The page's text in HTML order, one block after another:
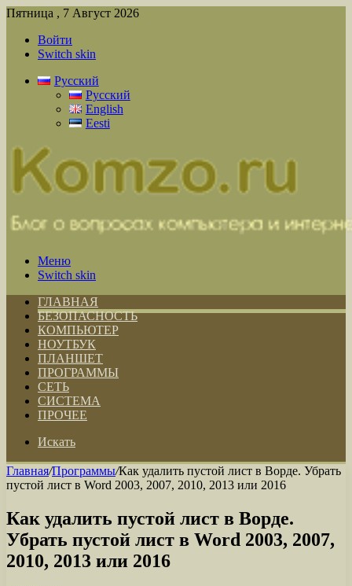
Пятница , 7 Август 2026
Войти
Switch skin
Русский
Русский
English
Eesti
Меню
Switch skin
ГЛАВНАЯ
БЕЗОПАСНОСТЬ
КОМПЬЮТЕР
НОУТБУК
ПЛАНШЕТ
ПРОГРАММЫ
СЕТЬ
СИСТЕМА
ПРОЧЕЕ
Искать
Главная/Программы/Как удалить пустой лист в Ворде. Убрать
пустой лист в Word 2003, 2007, 2010, 2013 или 2016
Как удалить пустой лист в Ворде.
Убрать пустой лист в Word 2003, 2007,
2010, 2013 или 2016